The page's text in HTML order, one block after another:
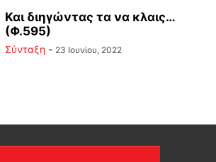
Και διηγώντας τα να κλαις…
(Φ.595)
Σύνταξη - 23 Ιουνίου, 2022